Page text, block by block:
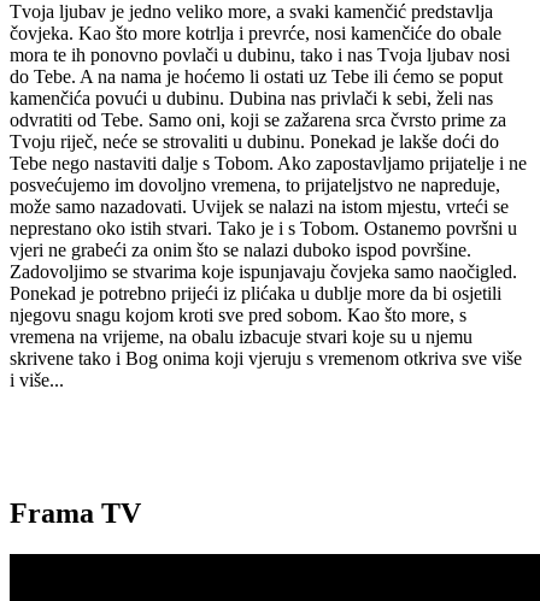
Tvoja ljubav je jedno veliko more, a svaki kamenčić predstavlja
čovjeka. Kao što more kotrlja i prevrće, nosi kamenčiće do obale
mora te ih ponovno povlači u dubinu, tako i nas Tvoja ljubav nosi
do Tebe. A na nama je hoćemo li ostati uz Tebe ili ćemo se poput
kamenčića povući u dubinu. Dubina nas privlači k sebi, želi nas
odvratiti od Tebe. Samo oni, koji se zažarena srca čvrsto prime za
Tvoju riječ, neće se strovaliti u dubinu. Ponekad je lakše doći do
Tebe nego nastaviti dalje s Tobom. Ako zapostavljamo prijatelje i ne
posvećujemo im dovoljno vremena, to prijateljstvo ne napreduje,
može samo nazadovati. Uvijek se nalazi na istom mjestu, vrteći se
neprestano oko istih stvari. Tako je i s Tobom. Ostanemo površni u
vjeri ne grabeći za onim što se nalazi duboko ispod površine.
Zadovoljimo se stvarima koje ispunjavaju čovjeka samo naočigled.
Ponekad je potrebno prijeći iz plićaka u dublje more da bi osjetili
njegovu snagu kojom kroti sve pred sobom. Kao što more, s
vremena na vrijeme, na obalu izbacuje stvari koje su u njemu
skrivene tako i Bog onima koji vjeruju s vremenom otkriva sve više
i više...
Frama TV